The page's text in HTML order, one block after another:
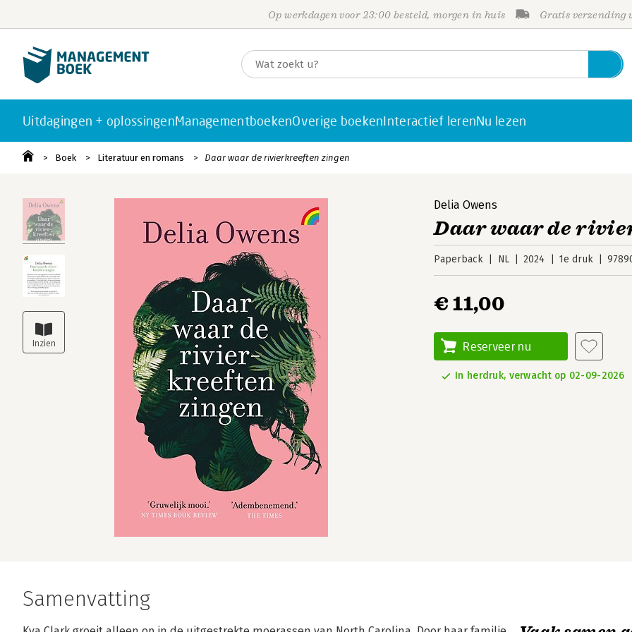
Op werkdagen voor 23:00 besteld, morgen in huis Gratis verzending
Uitdagingen + oplossingenManagementboekenOverige boekenInteractief lerenNu lezen
Boek Literatuur en romans Daar waar de rivierkreeften zingen
Delia Owens
Daar waar de
Paperback NL 2024 1e druk
€ 11,00
Reserveer nu
In herdruk, verwacht op 02-09-2026
Samenvatting